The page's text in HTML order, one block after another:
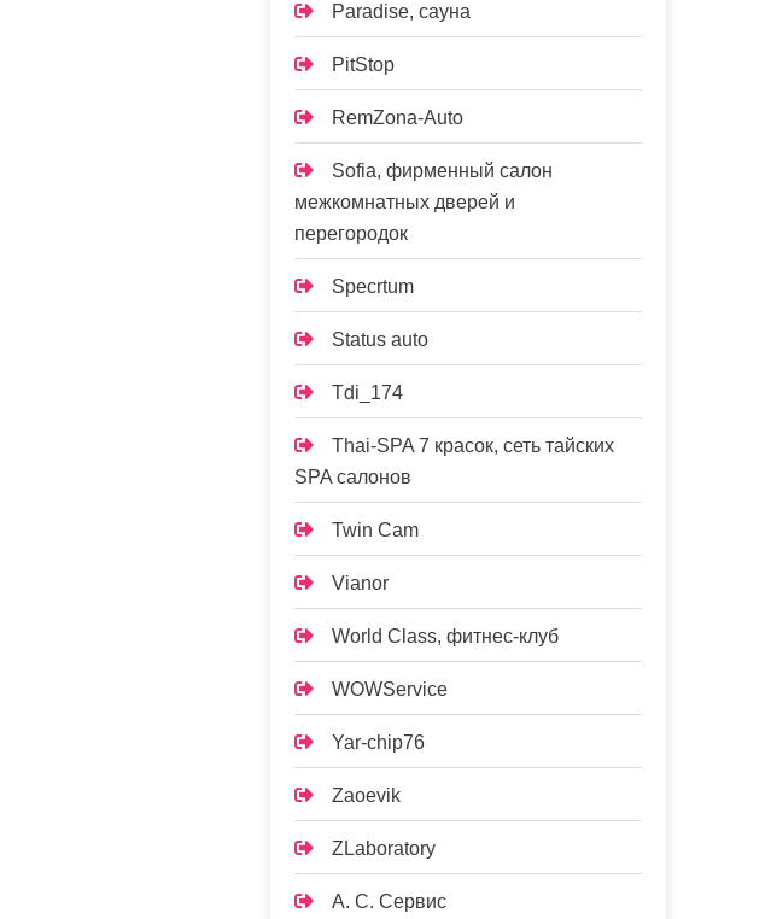
Paradise, сауна
PitStop
RemZona-Auto
Sofia, фирменный салон
межкомнатных дверей и
перегородок
Specrtum
Status auto
Tdi_174
Thai-SPA 7 красок, сеть тайских
SPA салонов
Twin Cam
Vianor
World Class, фитнес-клуб
WOWService
Yar-chip76
Zaoevik
ZLaboratory
А. С. Сервис